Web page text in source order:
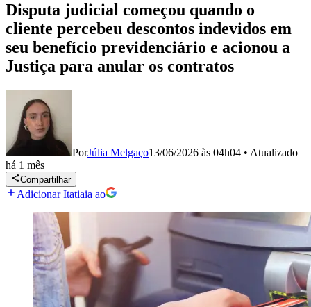
Disputa judicial começou quando o
cliente percebeu descontos indevidos em
seu benefício previdenciário e acionou a
Justiça para anular os contratos
PorJúlia Melgaço13/06/2026 às 04h04 • Atualizado
há 1 mês
Compartilhar
Adicionar Itatiaia ao